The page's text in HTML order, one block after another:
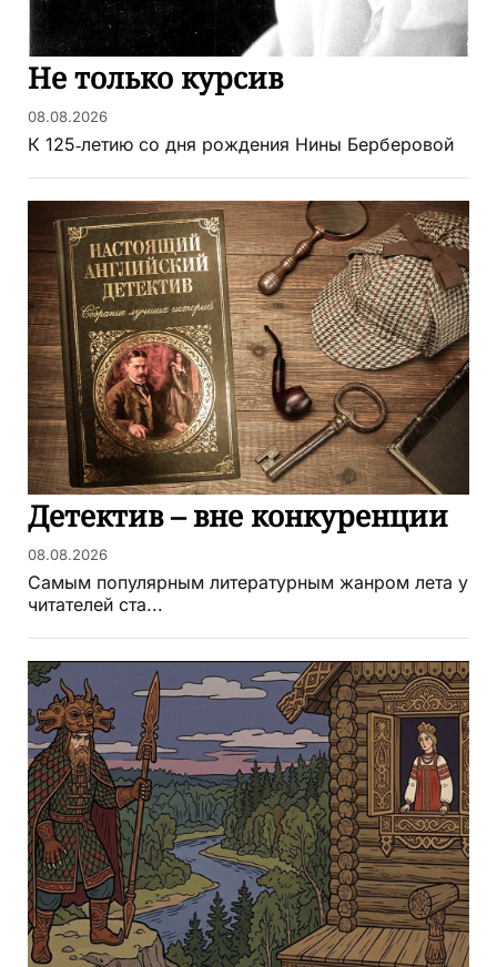
Не только курсив
08.08.2026
К 125‑летию со дня рождения Нины Берберовой
Детектив – вне конкуренции
08.08.2026
Самым популярным литературным жанром лета у
читателей ста...